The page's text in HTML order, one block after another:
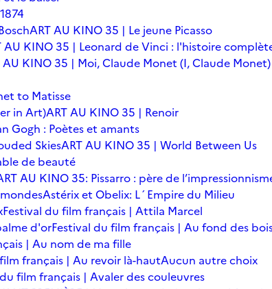
ART AU KINO 35 | Le jeune Picasso
AU KINO 35 | Leonard de Vinci : l'histoire
AU KINO 35 | Moi, Claude Monet (I, Claude Monet)
to Matisse
in Art)ART AU KINO 35 | Renoir
Gogh : Poètes et amants
SkiesART AU KINO 35 | World Between Us
de beauté
AU KINO 35: Pissarro : père de
Astérix et Obelix: L´Empire du Milieu
Festival du film français | Attila Marcel
d'orFestival du film français | Au fond des
| Au nom de ma fille
français | Au revoir là-hautAucun autre choix
film français | Avaler des couleuvres